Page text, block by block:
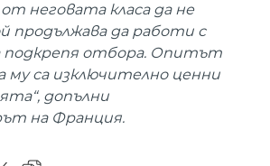
неговата класа да не
продължава да работи с
подкрепя отбора. Опитът
му са изключително ценни
допълни
на Франция.